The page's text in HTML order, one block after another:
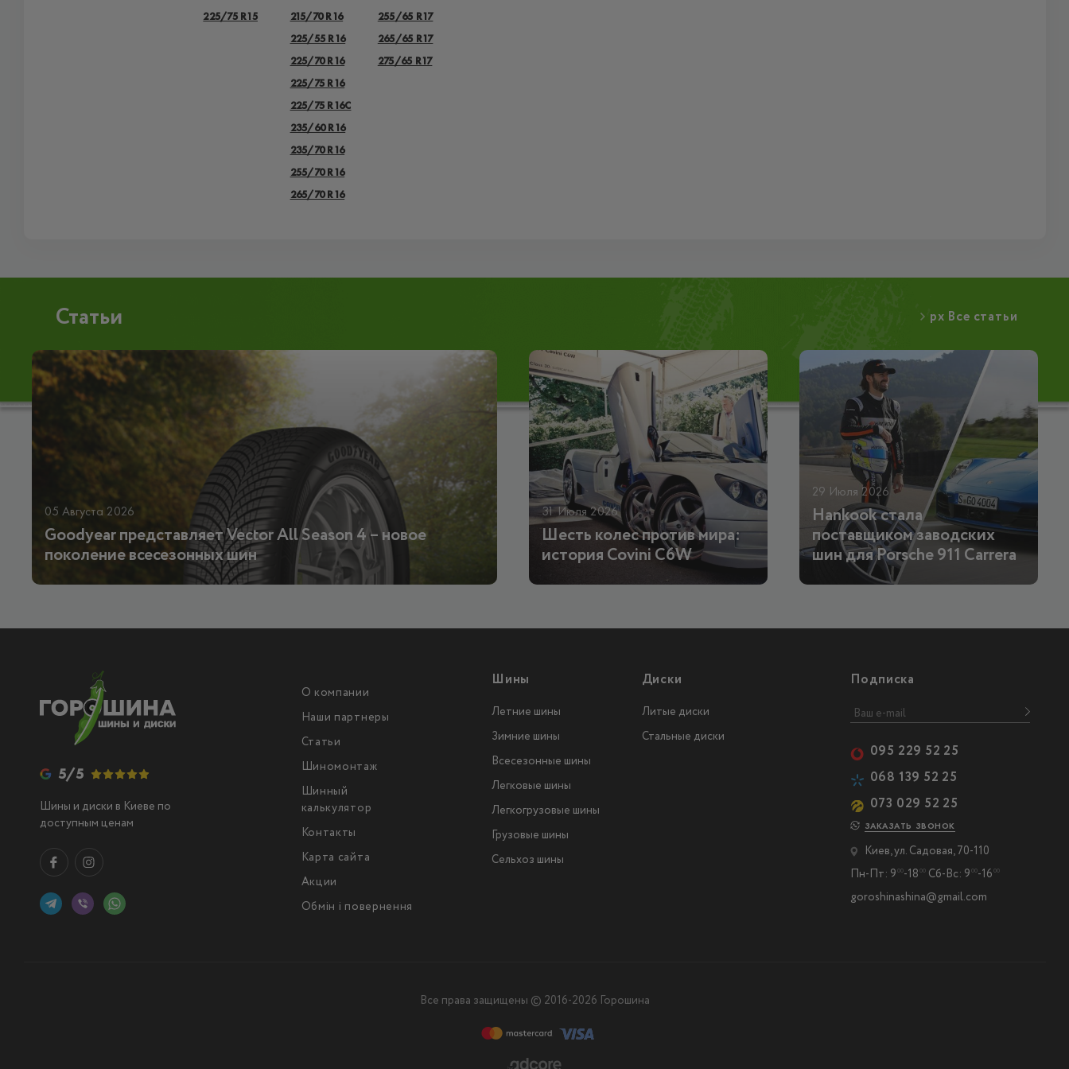
225/75 R15
215/70 R16
225/55 R16
225/70 R16
225/75 R16
225/75 R16C
235/60 R16
235/70 R16
255/70 R16
265/70 R16
255/65 R17
265/65 R17
275/65 R17
Статьи px Все статьи
05 Августа 2026
Goodyear представляет Vector All Season 4 – новое
поколение всесезонных шин
31 Июля 2026
Шесть колес против мира:
история Covini C6W
29 Июля 2026
Hankook стала
поставщиком заводских
шин для Porsche 911 Carrera
5/5
Шины и диски в Киеве по
доступным ценам
О компании
Наши партнеры
Статьи
Шиномонтаж
Шинный
калькулятор
Контакты
Карта сайта
Акции
Обмін і повернення
Шины
Летние шины
Зимние шины
Всесезонные шины
Легковые шины
Легкогрузовые шины
Грузовые шины
Сельхоз шины
Диски
Литые диски
Стальные диски
Подписка
095 229 52 25
068 139 52 25
073 029 52 25
ЗАКАЗАТЬ ЗВОНОК
Киев, ул. Садовая, 70-110
Пн-Пт: 9 00-18 00Сб-Вс: 9 00-16 00
goroshinashina@gmail.com
Все права защищены © 2016-2026 Горошина